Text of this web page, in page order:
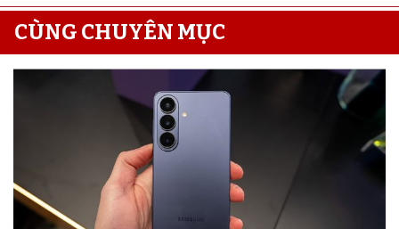
CÙNG CHUYÊN MỤC